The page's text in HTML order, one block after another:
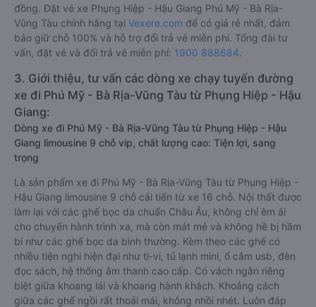
đồng. Đặt vé xe Phụng Hiệp - Hậu Giang Phú Mỹ - Bà Rịa-
Vũng Tàu chính hãng tại Vexere.com để có giá rẻ nhất, đảm
bảo giữ chỗ 100% và hỗ trợ đổi trả vé miễn phí. Tổng đài tư
vấn, đặt vé và đổi trả vé miễn phí: 1900 888684.
3. Giới thiệu, tư vấn các dòng xe chạy tuyến đường
xe đi Phú Mỹ - Bà Rịa-Vũng Tàu từ Phụng Hiệp - Hậu
Giang:
Dòng xe đi Phú Mỹ - Bà Rịa-Vũng Tàu từ Phụng Hiệp - Hậu
Giang limousine 9 chỗ vip, chất lượng cao: Tiện lợi, sang
trọng
Là sản phẩm xe đi Phú Mỹ - Bà Rịa-Vũng Tàu từ Phụng Hiệp -
Hậu Giang limousine 9 chỗ cải tiến từ xe 16 chỗ. Nội thất được
làm lại với các ghế bọc da chuẩn Châu Âu, không chỉ êm ái
cho chuyến hành trình xa, mà còn mát mẻ và không hề bị hầm
bí như các ghế bọc da bình thường. Kèm theo các ghế có
nhiều tiện nghi hiện đại như ti-vi, tủ lạnh mini, ổ cắm usb, đèn
đọc sách, hệ thống âm thanh cao cấp. Có vách ngăn riêng
biệt giữa khoang lái và khoang hành khách. Khoảng cách
giữa các ghế ngồi rất thoải mái, không nhồi nhét. Luôn đáp